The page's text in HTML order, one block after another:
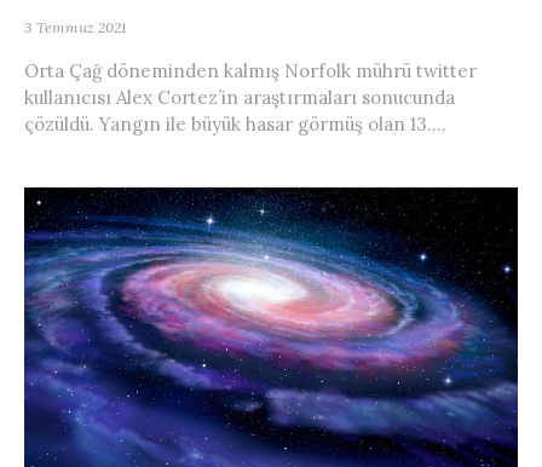
3 Temmuz 2021
Orta Çağ döneminden kalmış Norfolk mührü twitter
kullanıcısı Alex Cortez’in araştırmaları sonucunda
çözüldü. Yangın ile büyük hasar görmüş olan 13....